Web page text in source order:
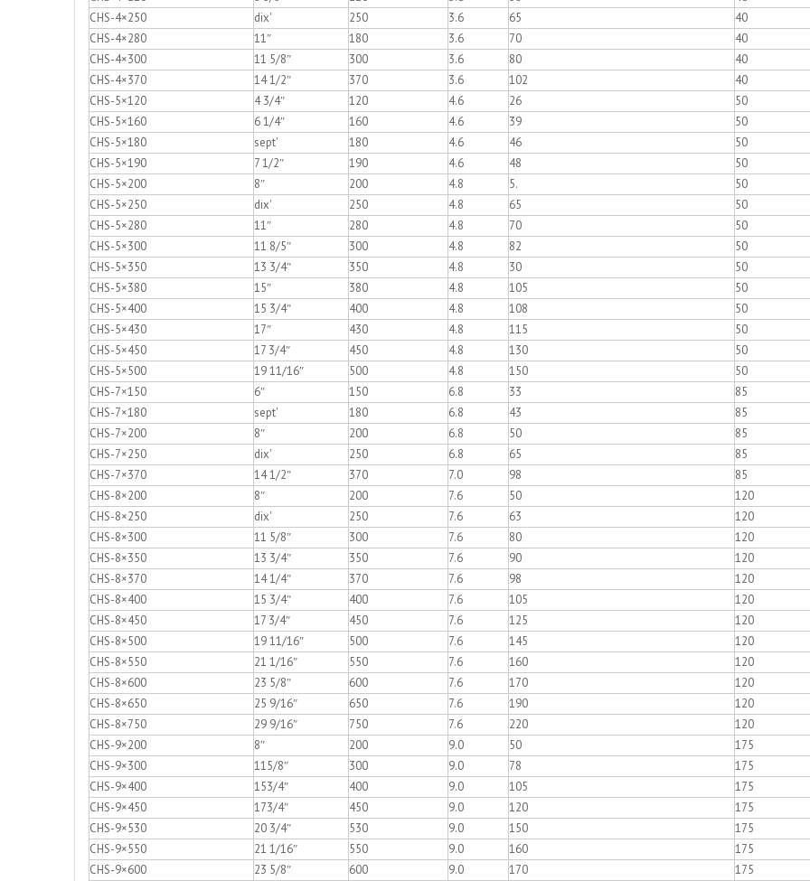
CHS-4×250
dix' 250 3.6 65 40
CHS-4×280
11″ 180 3.6 70 40
CHS-4×300
11 5/8″ 300 3.6 80 40
CHS-4×370
14 1/2″ 370 3.6 102 40
CHS-5×120
4 3/4″ 120 4.6 26 50
CHS-5×160
6 1/4″ 160 4.6 39 50
CHS-5×180
sept' 180 4.6 46 50
CHS-5×190
7 1/2″ 190 4.6 48 50
CHS-5×200
8″ 200 4.8 5. 50
CHS-5×250
dix' 250 4.8 65 50
CHS-5×280
11″ 280 4.8 70 50
CHS-5×300
11 8/5″ 300 4.8 82 50
CHS-5×350
13 3/4″ 350 4.8 30 50
CHS-5×380
15″ 380 4.8 105 50
CHS-5×400
15 3/4″ 400 4.8 108 50
CHS-5×430
17″ 430 4.8 115 50
CHS-5×450
17 3/4″ 450 4.8 130 50
CHS-5×500
19 11/16″ 500 4.8 150 50
CHS-7×150
6″ 150 6.8 33 85
CHS-7×180
sept' 180 6.8 43 85
CHS-7×200
8″ 200 6.8 50 85
CHS-7×250
dix' 250 6.8 65 85
CHS-7×370
14 1/2″ 370 7.0 98 85
CHS-8×200
8″ 200 7.6 50 120
CHS-8×250
dix' 250 7.6 63 120
CHS-8×300
11 5/8″ 300 7.6 80 120
CHS-8×350
13 3/4″ 350 7.6 90 120
CHS-8×370
14 1/4″ 370 7.6 98 120
CHS-8×400
15 3/4″ 400 7.6 105 120
CHS-8×450
17 3/4″ 450 7.6 125 120
CHS-8×500
19 11/16″ 500 7.6 145 120
CHS-8×550
21 1/16″ 550 7.6 160 120
CHS-8×600
23 5/8″ 600 7.6 170 120
CHS-8×650
25 9/16″ 650 7.6 190 120
CHS-8×750
29 9/16″ 750 7.6 220 120
CHS-9×200
8″ 200 9.0 50 175
CHS-9×300
115/8″ 300 9.0 78 175
CHS-9×400
153/4″ 400 9.0 105 175
CHS-9×450
173/4″ 450 9.0 120 175
CHS-9×530
20 3/4″ 530 9.0 150 175
CHS-9×550
21 1/16″ 550 9.0 160 175
CHS-9×600
23 5/8″ 600 9.0 170 175